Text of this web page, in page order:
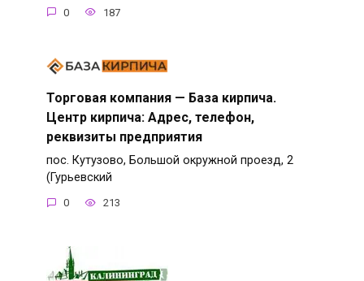
0 187
Торговая компания — База кирпича.
Центр кирпича: Адрес, телефон,
реквизиты предприятия
пос. Кутузово, Большой окружной проезд, 2
(Гурьевский
0 213